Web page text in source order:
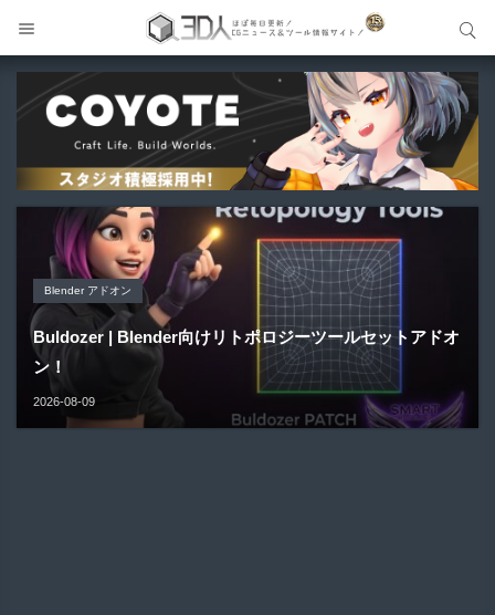
Blender アドオン
Buldozer | Blender向けリトポロジーツールセットアドオ
ン！
2026-08-09
Maya プラグイン
Gizmify Media Plane 2 | MP4・AVI・MKV・MOVな...
2026-08-08
Unreal Engine アセット
Material Parameter Manager | Unreal Engi...
2026-08-07
Unreal Engine アセット
Pipe It | 直感的にパイプ形状を構築出来るUnreal Engine
5...
2026-08-05
Unreal Engine アセット
Directive Utilities | ブループリントライブラリやエディタ
ス...
2026-08-03
サイト内検索